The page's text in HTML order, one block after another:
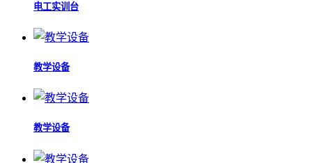
电工实训台
教学设备
教学设备